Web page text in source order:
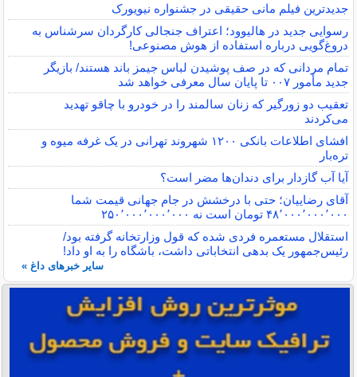
جدیدترین فیلم مانی حقیقی در جشنواره نیویورک
رسوایی جدید در هالیوود؛ اعتراف جنجالی کارگردان سرشناس به
دروغ‌گویی درباره استفاده از هوش مصنوعی!
تمام مردانی که در صف پوشیدن لباس جیمز باند هستند/ بازیگر
جدید مأمور ۰۰۷ تا پایان سال معرفی خواهد شد
تعقیب دو زورگیر که زنان سالمند را در خودرو با چاقو تهدید
می‌کردند
افشای اطلاعات بانکی ۱۲۰۰ شهروند تهرانی در یک غرفه میوه و
تره‌بار
آیا آب گازدار برای دندان‌ها مضر است؟
آقای رضاییان؛ حتی با درخشش در جام جهانی قیمت شما
۴۸٬۰۰۰٬۰۰۰٬۰۰۰ تومان است نه ۲۵۰٬۰۰۰٬۰۰۰٬۰۰۰
استقلال مستعمره فردی شده که قول وزارتخانه گرفته بود/
رئیس‌جمهور یک بدهی انتخاباتی داشت، باشگاه را به او داد!
سایر خبرهای داغ »